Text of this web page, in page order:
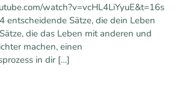
watch?v=vcHL4LiYyuE&t=16s
entscheidende Sätze, die dein Leben
die das Leben mit anderen und
machen, einen
in dir […]